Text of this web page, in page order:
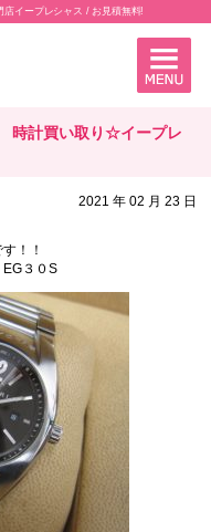
店イープレシャス / お見積無料!
計買い取り☆イープレ
2021 年 02 月 23 日
！！
３０S